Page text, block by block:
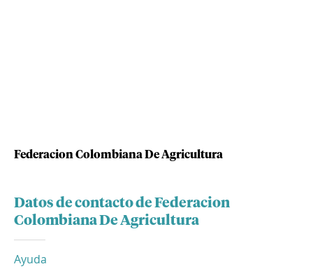
Federacion Colombiana De Agricultura
Datos de contacto de Federacion
Colombiana De Agricultura
Ayuda